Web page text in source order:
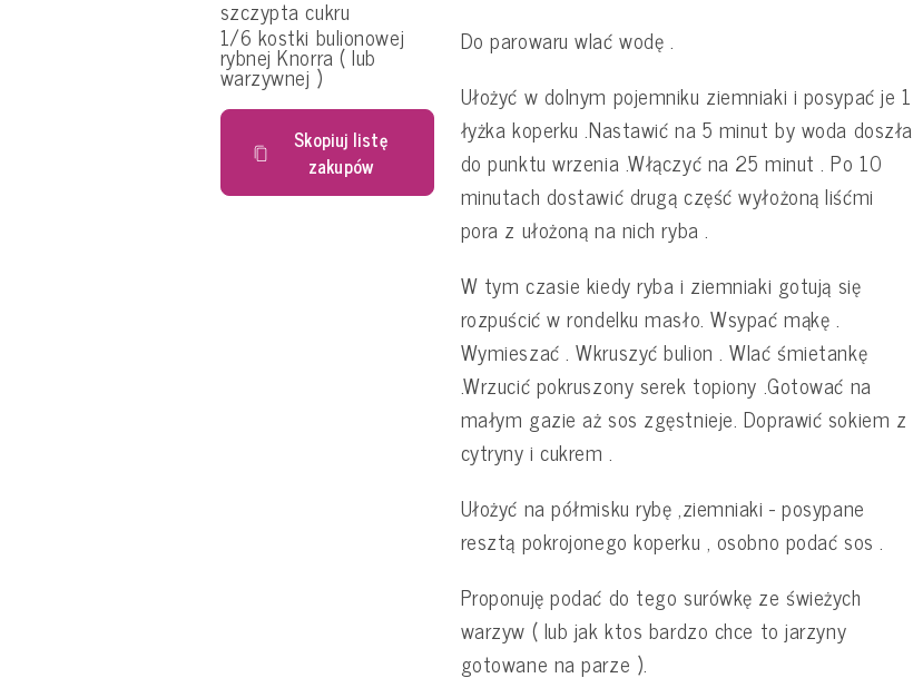
szczypta cukru
1/6 kostki bulionowej
rybnej Knorra ( lub
warzywnej )
Skopiuj listę
zakupów
Do parowaru wlać wodę .
Ułożyć w dolnym pojemniku ziemniaki i posypać je 1
łyżka koperku .Nastawić na 5 minut by woda doszła
do punktu wrzenia .Włączyć na 25 minut . Po 10
minutach dostawić drugą część wyłożoną liśćmi
pora z ułożoną na nich ryba .
W tym czasie kiedy ryba i ziemniaki gotują się
rozpuścić w rondelku masło. Wsypać mąkę .
Wymieszać . Wkruszyć bulion . Wlać śmietankę
.Wrzucić pokruszony serek topiony .Gotować na
małym gazie aż sos zgęstnieje. Doprawić sokiem z
cytryny i cukrem .
Ułożyć na półmisku rybę ,ziemniaki - posypane
resztą pokrojonego koperku , osobno podać sos .
Proponuję podać do tego surówkę ze świeżych
warzyw ( lub jak ktos bardzo chce to jarzyny
gotowane na parze ).